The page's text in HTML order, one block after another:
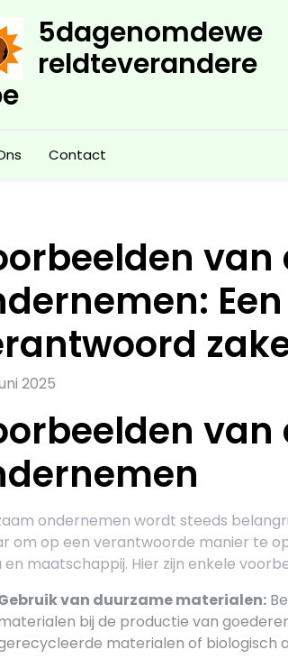
5dagenomdewe
reldteverandere
Contact
2025
ondernemen wordt steeds
om op een verantwoorde manier te
en maatschappij. Hier zijn enkele
van duurzame materialen:
bij de productie van
materialen of biologisch